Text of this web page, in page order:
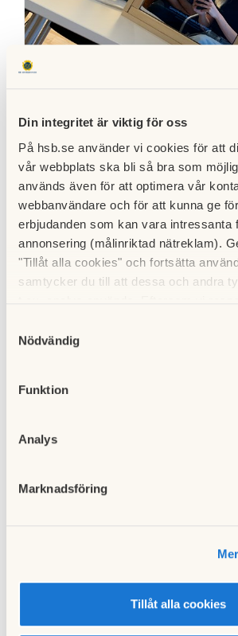
Din integritet är viktig för oss
På hsb.se använder vi cookies för att
vår webbplats ska bli så bra som
används även för att optimera vår
webbanvändare och för att kunna ge
erbjudanden som kan vara intressanta
annonsering (målinriktad nätreklam).
"Tillåt alla cookies" och fortsätta
samtycker du till att dessa och andra
cookies och välja att endast tillåta ett
Nödvändig
Funktion
Analys
Marknadsföring
Tillåt alla cookies
och förenkla vardagen
Det digitala utanförskapet bland
under pandemin. Därför utvecklar
Lab, Linnéuniversitetet (LNU) och
digital spegel som ska bidra till att
isol...
Hälsa Kvarboende Social hållbarhet
Digitalisering
kvar
känna sig trygg. I HSB Living Lab
bästa sätt.
Digitalisering Kvarboende
Social